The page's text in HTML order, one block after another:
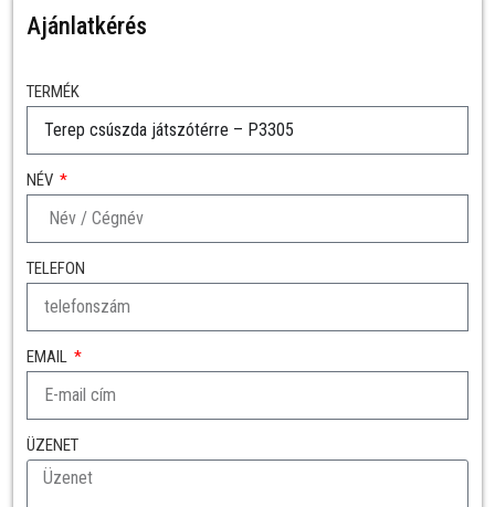
Ajánlatkérés
TERMÉK
NÉV
TELEFON
EMAIL
ÜZENET